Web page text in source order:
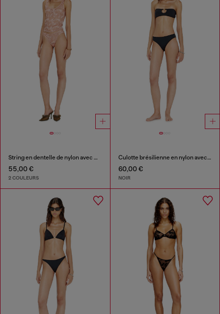
String en dentelle de nylon avec Oval D
55,00 €
2 COULEURS
Culotte brésilienne en nylon avec détail Oval D
60,00 €
NOIR